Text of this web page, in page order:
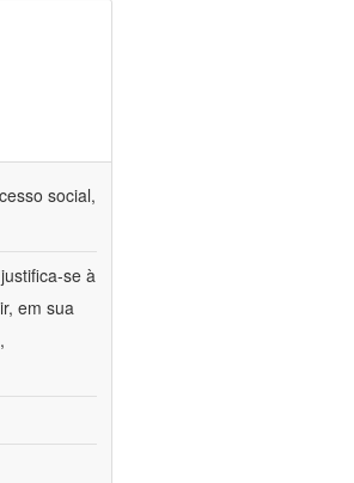
social,
se à
em sua